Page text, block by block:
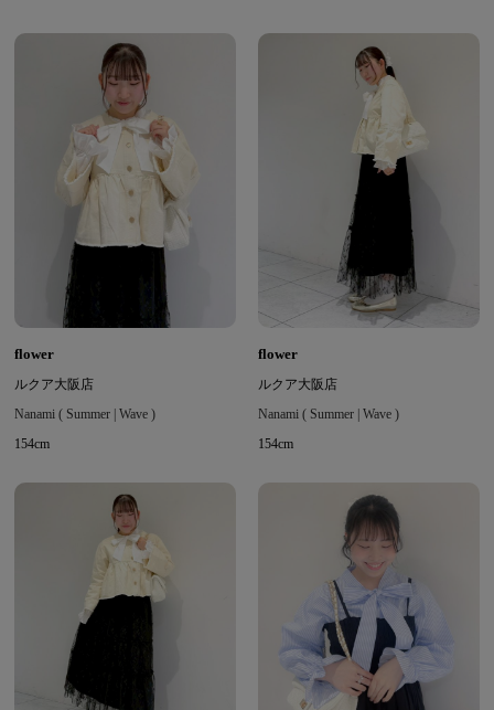
flower
ルクア大阪店
Nanami ( Summer | Wave )
154cm
flower
ルクア大阪店
Nanami ( Summer | Wave )
154cm